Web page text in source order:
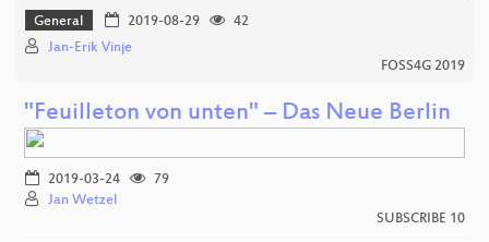
General 2019-08-29
42
Jan-Erik Vinje
FOSS4G 2019
"Feuilleton von unten" – Das Neue Berlin
2019-03-24
79
Jan Wetzel
SUBSCRIBE 10